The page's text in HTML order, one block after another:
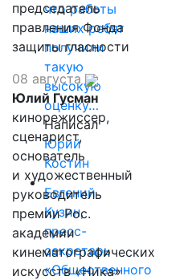
что работы
наших ребят
получили
такую
высокую
оценку…
Написал
Юрий
Костин
Евгений
Кузин,
пресс-
секретарь
«Общественного
председатель
правления Фонда
защиты гласности
08 августа
Юлий Гусман
кинорежиссер,
сценарист,
основатель
и художественный
руководитель
премии Рос.
академии
кинематографических
искусств «Ника»